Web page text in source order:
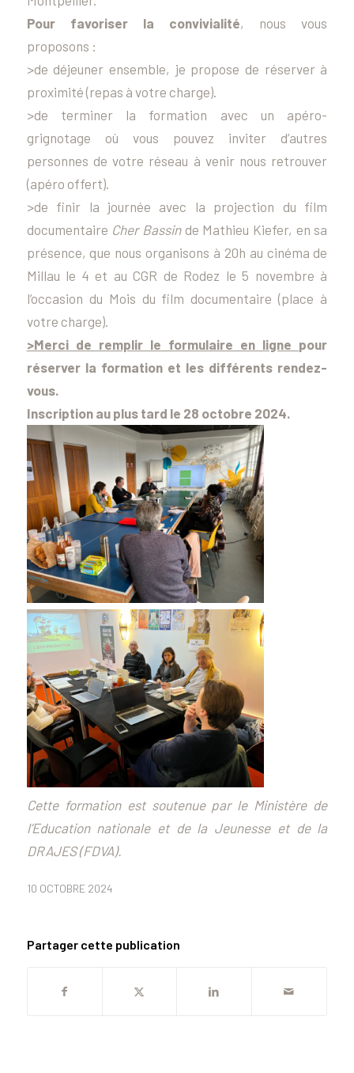
Pour favoriser la convivialité, nous vous
proposons :
>de déjeuner ensemble, je propose de réserver à
proximité (repas à votre charge).
>de terminer la formation avec un apéro-
grignotage où vous pouvez inviter d’autres
personnes de votre réseau à venir nous retrouver
(apéro offert).
>de finir la journée avec la projection du film
documentaire Cher Bassinde Mathieu Kiefer, en sa
présence, que nous organisons à 20h au cinéma de
Millau le 4 et au CGR de Rodez le 5 novembre à
l’occasion du Mois du film documentaire (place à
votre charge).
>Merci de remplir le formulaire en ligne pour
réserver la formation et les différents rendez-
vous.
Inscription au plus tard le 28 octobre 2024.
Cette formation est soutenue par le Ministère de
l’Education nationale et de la Jeunesse et de la
DRAJES (FDVA).
10 OCTOBRE 2024
Partager cette publication